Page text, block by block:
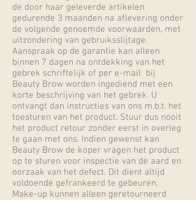
de door haar geleverde artikelen
gedurende 3 maanden na aflevering onder
de volgende genoemde voorwaarden, met
uitzondering van gebruiksslijtage.
Aanspraak op de garantie kan alleen
binnen 7 dagen na ontdekking van het
gebrek schriftelijk of per e-mail bij
Beauty Brow worden ingediend met een
korte beschrijving van het gebrek. U
ontvangt dan instructies van ons m.b.t. het
toesturen van het product. Stuur dus nooit
het product retour zonder eerst in overleg
te gaan met ons. Indien gewenst kan
Beauty Brow de koper vragen het product
op te sturen voor inspectie van de aard en
oorzaak van het defect. Dit dient altijd
voldoende gefrankeerd te gebeuren.
Make-up kunnen alleen geretourneerd